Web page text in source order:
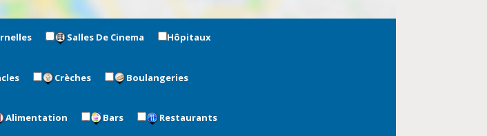
Salles De Cinema Hôpitaux
Crèches Boulangeries
Alimentation Bars Restaurants